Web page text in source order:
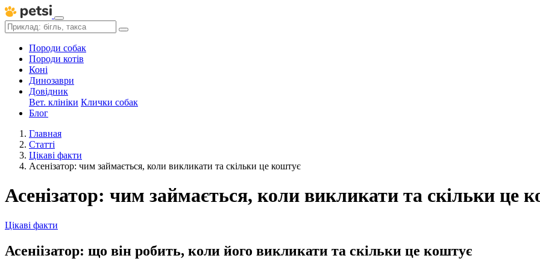
Породи собак
Породи котів
Коні
Динозаври
Довідник
Вет. клініки Клички собак
Блог
Главная
Статті
Цікаві факти
Асенізатор: чим займається, коли викликати та скільки це коштує
Асенізатор: чим займається, коли викликати та скільки це
Цікаві факти
Асеніізатор: що він робить, коли його викликати та скільки це коштує